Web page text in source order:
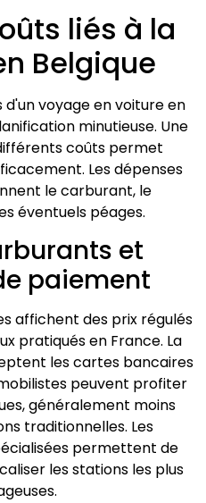
liés à la
Belgique
voyage en voiture en
minutieuse. Une
coûts permet
Les dépenses
le carburant, le
éventuels péages.
et
paiement
affichent des prix régulés
pratiqués en France. La
les cartes bancaires
peuvent profiter
généralement moins
traditionnelles. Les
permettent de
les stations les plus